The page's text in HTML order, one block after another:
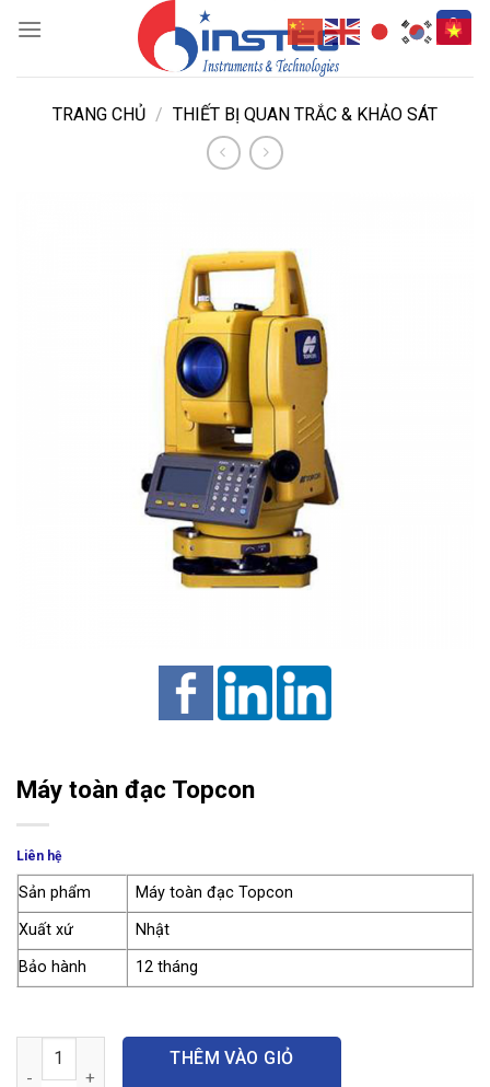
TRANG CHỦ / THIẾT BỊ QUAN TRẮC & KHẢO SÁT
Máy toàn đạc Topcon
Liên hệ
Sản phẩm
Máy toàn đạc Topcon
Xuất xứ
Nhật
Bảo hành
12 tháng
Máy toàn đạc Topcon số lượng
THÊM VÀO GIỎ